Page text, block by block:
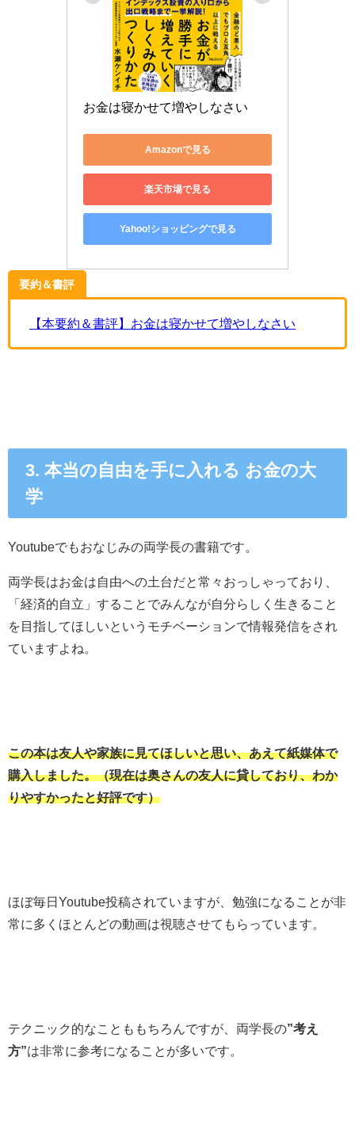
お金は寝かせて増やしなさい
Amazonで見る
楽天市場で見る
Yahoo!ショッピングで見る
要約＆書評
【本要約＆書評】お金は寝かせて増やしなさい
3. 本当の自由を手に入れる お金の大
学
Youtubeでもおなじみの両学長の書籍です。
両学長はお金は自由への土台だと常々おっしゃっており、
「経済的自立」することでみんなが自分らしく生きること
を目指してほしいというモチベーションで情報発信をされ
ていますよね。
この本は友人や家族に見てほしいと思い、あえて紙媒体で
購入しました。（現在は奥さんの友人に貸しており、わか
りやすかったと好評です）
ほぼ毎日Youtube投稿されていますが、勉強になることが非
常に多くほとんどの動画は視聴させてもらっています。
テクニック的なことももちろんですが、両学長の”考え
方”は非常に参考になることが多いです。